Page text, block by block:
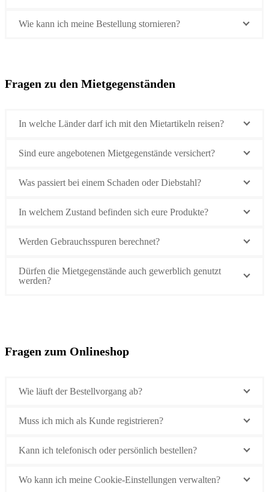
Wie kann ich meine Bestellung stornieren?
Fragen zu den Mietgegenständen
In welche Länder darf ich mit den Mietartikeln reisen?
Sind eure angebotenen Mietgegenstände versichert?
Was passiert bei einem Schaden oder Diebstahl?
In welchem Zustand befinden sich eure Produkte?
Werden Gebrauchsspuren berechnet?
Dürfen die Mietgegenstände auch gewerblich genutzt
werden?
Fragen zum Onlineshop
Wie läuft der Bestellvorgang ab?
Muss ich mich als Kunde registrieren?
Kann ich telefonisch oder persönlich bestellen?
Wo kann ich meine Cookie-Einstellungen verwalten?